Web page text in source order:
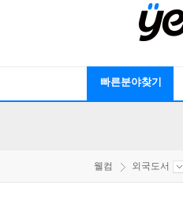
빠른분야찾기
웰컴 외국도서